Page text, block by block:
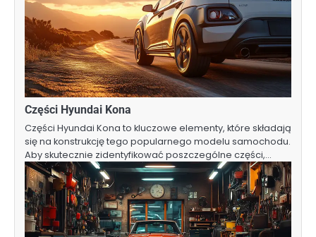
Części Hyundai Kona
Części Hyundai Kona to kluczowe elementy, które składają
się na konstrukcję tego popularnego modelu samochodu.
Aby skutecznie zidentyfikować poszczególne części,…